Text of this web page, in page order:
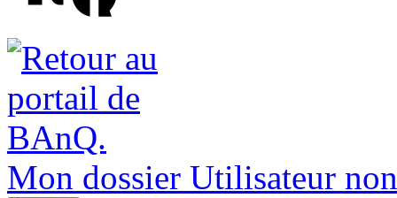
Mon dossier Utilisateur